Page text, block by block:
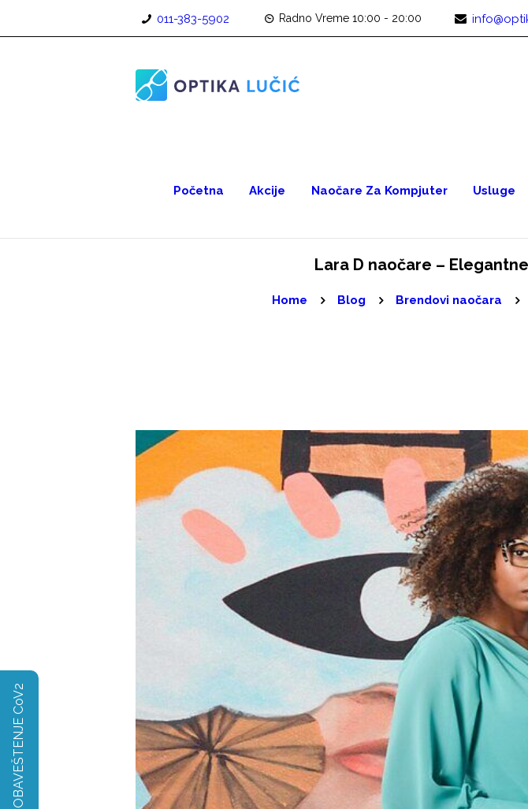
011-383-5902 Radno Vreme 10:00 - 20:00
Početna Akcije Naočare Za Kompjuter Usluge
Lara D naočare –
Home Blog Brendovi naočara
OBAVEŠTENJE CoV2